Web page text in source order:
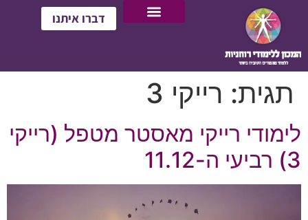
דברו איתנו
תגית: רייקי 3
לימודי רייקי מאסטר מטפל (רייקי
3) רביעי ה-11.12